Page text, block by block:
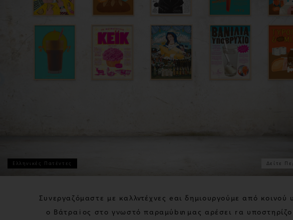
Ελληνικές Πατέντες Δείτε
Σ υ ν ε ργα ζ όμ α στ ε μ ε κ α λ λιτέ χ νε ς κ α ι δη μ ι ο υ ργο ύ μ ε α π ό κ ο ι νο ύ υ
ο Β άτ ρ α χ ος στ ο γνω σ τό π α ρα μ ύ θ ι, μ α ς α ρέ σ ε ι ν α υ πο στη ρί ζ ο